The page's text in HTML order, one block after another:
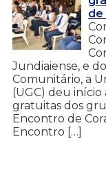
de
Jundiaiense, e
Comunitário, a
(UGC) deu
gratuitas dos
Encontro de
Encontro […]